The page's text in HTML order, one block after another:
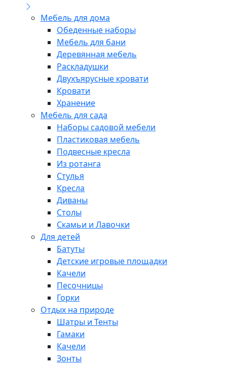
Мебель для дома
Обеденные наборы
Мебель для бани
Деревянная мебель
Раскладушки
Двухъярусные кровати
Кровати
Хранение
Мебель для сада
Наборы садовой мебели
Пластиковая мебель
Подвесные кресла
Из ротанга
Стулья
Кресла
Диваны
Столы
Скамьи и Лавочки
Для детей
Батуты
Детские игровые площадки
Качели
Песочницы
Горки
Отдых на природе
Шатры и Тенты
Гамаки
Качели
Зонты